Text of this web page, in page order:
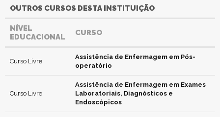
OUTROS CURSOS DESTA INSTITUIÇÃO
NÍVEL
EDUCACIONAL
CURSO
Curso Livre
Assistência de Enfermagem em Pós-
operatório
Curso Livre
Assistência de Enfermagem em Exames
Laboratoriais, Diagnósticos e
Endoscópicos